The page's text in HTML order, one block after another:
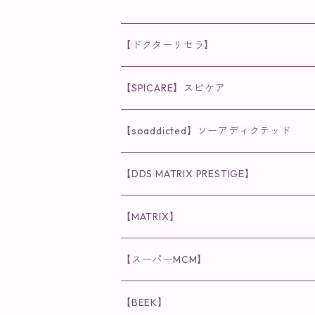
【ドクターリセラ】
◉AQUA VENUS
クレンジング・洗顔
化粧水
◉VI PLANTE
リキッド
ディフェンサー
◉ナチュリスティーアクレス
クレンジング
洗顔
◉インナーケア
食品
粒タイプ
◉cocochia
ヘナカラー
◉美顔器
【SPICARE】スピケア
◉V3シリーズ
ファンデーション・ベース
クレンジング・洗顔
◉V3 VSPIC C Line
クレンジング・洗顔
化粧水
◉スピケアシリーズ
◉V.O.Sシリーズ
クレンジング・洗顔
◉メンズシリーズ
【soaddicted】ソーアディクテッド
ラッシュアディクト
まつ毛用美容液
眉毛用美容液
リップアディクト
唇用美容液
ヘアアディクト
【DDS MATRIX PRESTIGE】
スキンケアシリーズ
美容液
【MATRIX】
スキンケアシリーズ
美容液
【スーパーMCM】
インナーケア
【BEEK】